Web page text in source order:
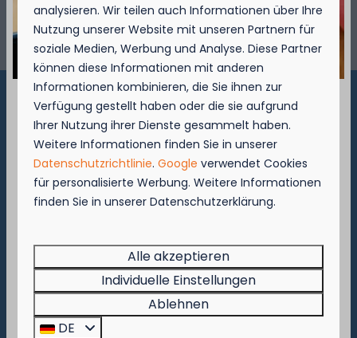
Bezahlen Sie sicher
Brugsesteenweg 49 B
8620 Nieuwpoort
+32 (0)58-23 60 37
✉️nieuwpoort@kompascamping.be
September = Muschelmonat!
Genießen Sie vom 1. bis zum 29. September 50
% Rabatt auf den Preis für Muscheln für 2
Personen!
Brasserie VierTorrein Nieuwpoort und
Grill & Terracein Westende.
Beeilen Sie sich, denn die Aktion gilt nur, solange
der Vorrat reicht!
analysieren. Wir teilen auch Informationen über Ihre
Nutzung unserer Website mit unseren Partnern für
soziale Medien, Werbung und Analyse. Diese Partner
können diese Informationen mit anderen
Informationen kombinieren, die Sie ihnen zur
Verfügung gestellt haben oder die sie aufgrund
Ihrer Nutzung ihrer Dienste gesammelt haben.
Weitere Informationen finden Sie in unserer
Datenschutzrichtlinie.Google verwendet Cookies
für personalisierte Werbung. Weitere Informationen
finden Sie in unserer Datenschutzerklärung.
Alle akzeptieren
Individuelle Einstellungen
Ablehnen
DE